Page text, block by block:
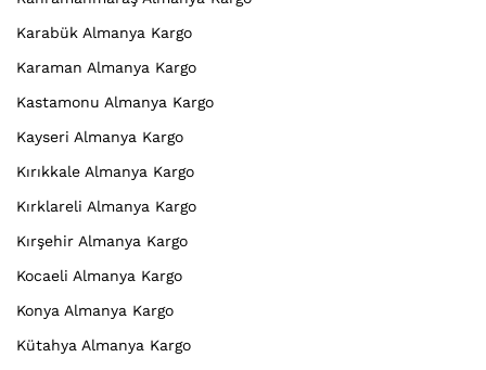
Karabük Almanya Kargo
Karaman Almanya Kargo
Kastamonu Almanya Kargo
Kayseri Almanya Kargo
Kırıkkale Almanya Kargo
Kırklareli Almanya Kargo
Kırşehir Almanya Kargo
Kocaeli Almanya Kargo
Konya Almanya Kargo
Kütahya Almanya Kargo